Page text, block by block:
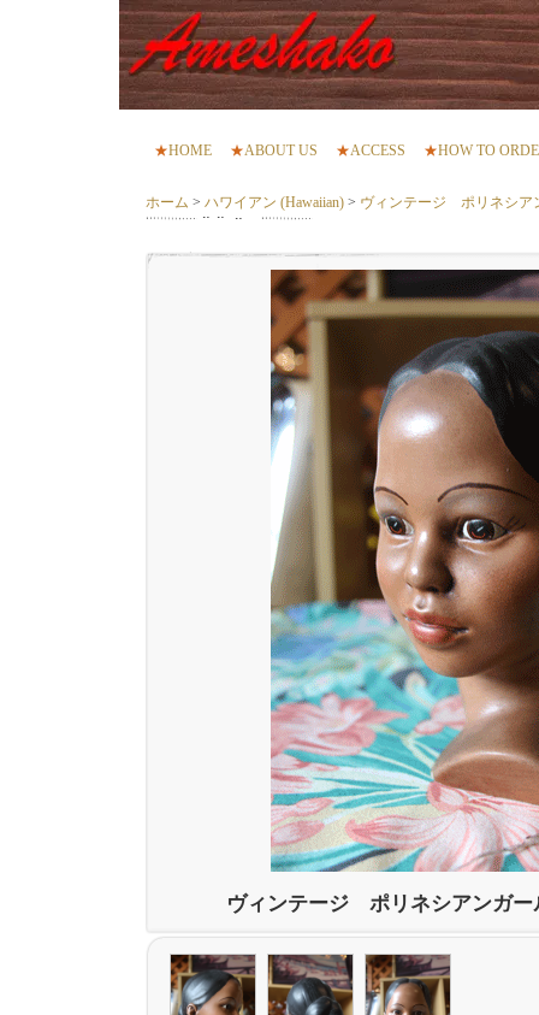
★HOME ★ABOUT US ★ACCESS ★HOW TO
ホーム > ハワイアン (Hawaiian) > ヴィンテージ ポリネシ
ヴィンテージ ポリネシアンガ